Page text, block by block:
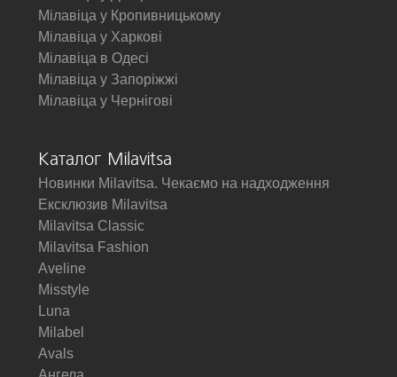
Мілавіца у Кропивницькому
Мілавіца у Харкові
Мілавіца в Одесі
Мілавіца у Запоріжжі
Мілавіца у Чернігові
Каталог Milavitsa
Новинки Milavitsa. Чекаємо на надходження
Ексклюзив Milavitsa
Milavitsa Classic
Milavitsa Fashion
Aveline
Misstyle
Luna
Milabel
Avals